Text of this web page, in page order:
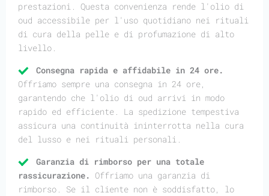
prestazioni. Questa convenienza rende l'olio di
oud accessibile per l'uso quotidiano nei rituali
di cura della pelle e di profumazione di alto
livello.
Consegna rapida e affidabile in 24 ore.
Offriamo sempre una consegna in 24 ore,
garantendo che l'olio di oud arrivi in modo
rapido ed efficiente. La spedizione tempestiva
assicura una continuità ininterrotta nella cura
del lusso e nei rituali personali.
Garanzia di rimborso per una totale
rassicurazione. Offriamo una garanzia di
rimborso. Se il cliente non è soddisfatto, lo